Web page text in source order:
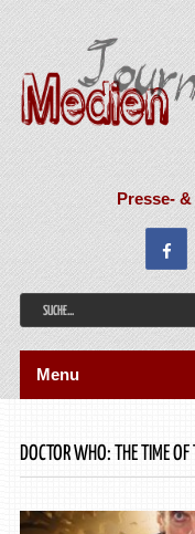
Presse-
Menu
DOCTOR WHO: THE TIME OF